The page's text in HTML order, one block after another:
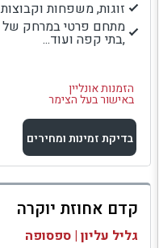
זוגות, משפחות וקבוצות
,בתי קפה ועוד...
הזמנות אונליין
באישור בעל הצימר
בדיקת זמינות ומחירים
למתחם זה
בדיקת זמינות ומחירים
קדם אחוזת יוקרה
גליל עליון | ספסופה